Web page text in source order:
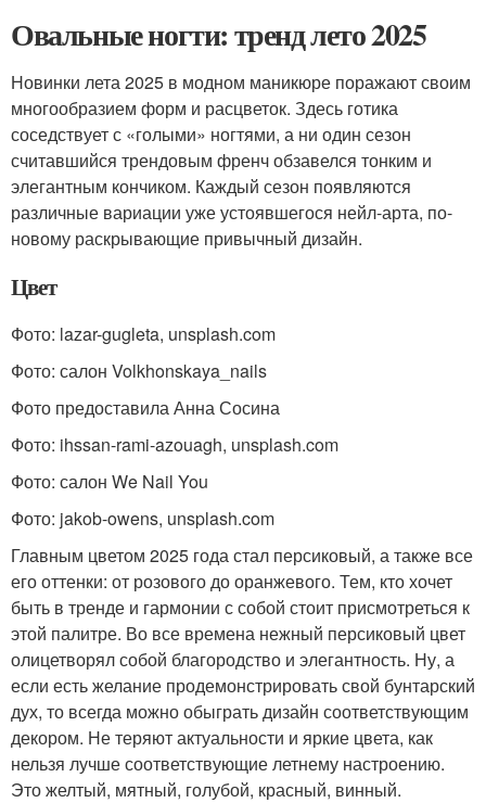
Овальные ногти: тренд лето 2025
Новинки лета 2025 в модном маникюре поражают своим
многообразием форм и расцветок. Здесь готика
соседствует с «голыми» ногтями, а ни один сезон
считавшийся трендовым френч обзавелся тонким и
элегантным кончиком. Каждый сезон появляются
различные вариации уже устоявшегося нейл-арта, по-
новому раскрывающие привычный дизайн.
Цвет
Фото: lazar-gugleta, unsplash.com
Фото: салон Volkhonskaya_nails
Фото предоставила Анна Сосина
Фото: ihssan-rami-azouagh, unsplash.com
Фото: салон We Nail You
Фото: jakob-owens, unsplash.com
Главным цветом 2025 года стал персиковый, а также все
его оттенки: от розового до оранжевого. Тем, кто хочет
быть в тренде и гармонии с собой стоит присмотреться к
этой палитре. Во все времена нежный персиковый цвет
олицетворял собой благородство и элегантность. Ну, а
если есть желание продемонстрировать свой бунтарский
дух, то всегда можно обыграть дизайн соответствующим
декором. Не теряют актуальности и яркие цвета, как
нельзя лучше соответствующие летнему настроению.
Это желтый, мятный, голубой, красный, винный.